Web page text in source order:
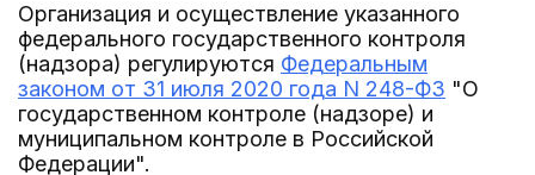
Организация и осуществление указанного
федерального государственного контроля
(надзора) регулируются Федеральным
законом от 31 июля 2020 года N 248-ФЗ "О
государственном контроле (надзоре) и
муниципальном контроле в Российской
Федерации".